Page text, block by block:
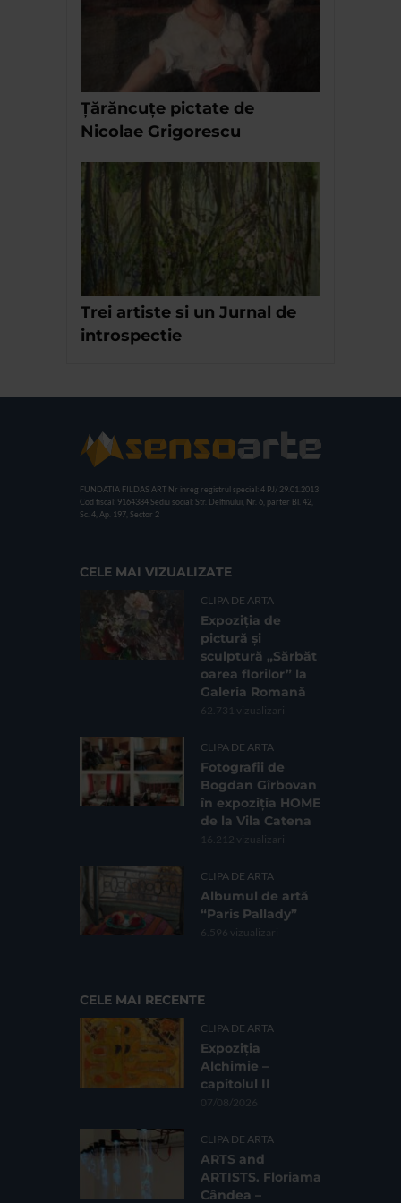
Țărăncuțe pictate de
Nicolae Grigorescu
Trei artiste si un Jurnal de
introspectie
FUNDATIA FILDAS ART Nr inreg registrul special: 4 PJ/ 29.01.2013
Cod fiscal: 9164384 Sediu social: Str. Delfinului, Nr. 6, parter Bl. 42,
Sc. 4, Ap. 197, Sector 2
CELE MAI VIZUALIZATE
CLIPA DE ARTA
Expoziția de
pictură și
sculptură „Sărbăt
oarea florilor” la
Galeria Romană
62.731 vizualizari
CLIPA DE ARTA
Fotografii de
Bogdan Gîrbovan
în expoziția HOME
de la Vila Catena
16.212 vizualizari
CLIPA DE ARTA
Albumul de artă
“Paris Pallady”
6.596 vizualizari
CELE MAI RECENTE
CLIPA DE ARTA
Expoziția
Alchimie –
capitolul II
07/08/2026
CLIPA DE ARTA
ARTS and
ARTISTS. Floriama
Cândea –